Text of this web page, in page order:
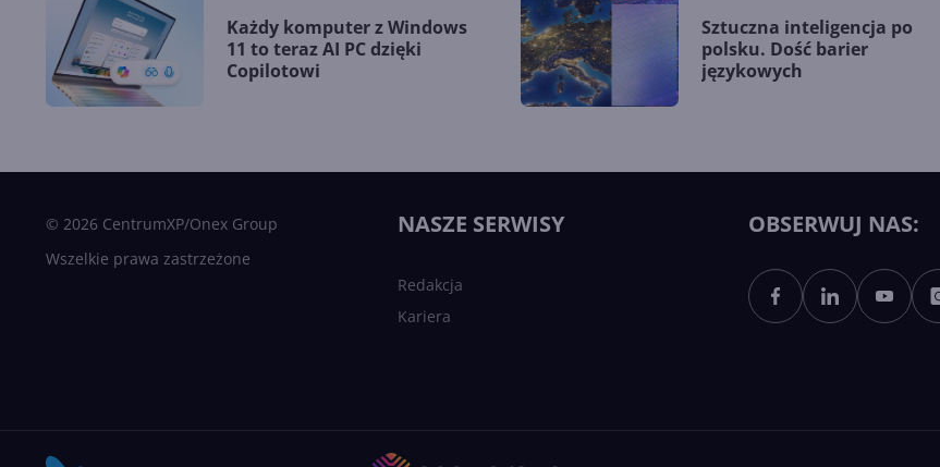
Każdy komputer z Windows
11 to teraz AI PC dzięki
Copilotowi
Sztuczna inteligencja po
polsku. Dość barier
językowych
© 2026 CentrumXP/Onex Group
Wszelkie prawa zastrzeżone
NASZE SERWISY
Redakcja
Kariera
OBSERWUJ NAS: